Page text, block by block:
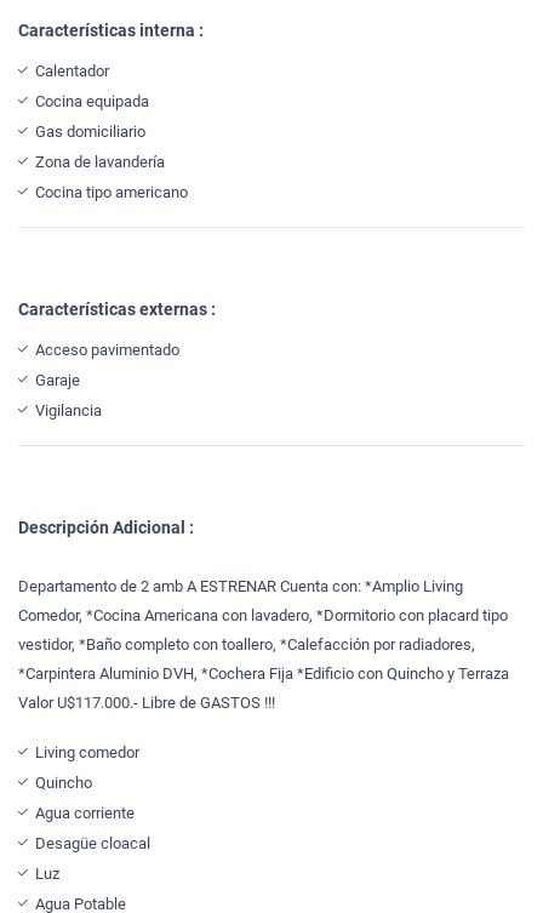
Características interna :
Calentador
Cocina equipada
Gas domiciliario
Zona de lavandería
Cocina tipo americano
Características externas :
Acceso pavimentado
Garaje
Vigilancia
Descripción Adicional :
Departamento de 2 amb A ESTRENAR Cuenta con: *Amplio Living
Comedor, *Cocina Americana con lavadero, *Dormitorio con placard tipo
vestidor, *Baño completo con toallero, *Calefacción por radiadores,
*Carpintera Aluminio DVH, *Cochera Fija *Edificio con Quincho y Terraza
Valor U$117.000.- Libre de GASTOS !!!
Living comedor
Quincho
Agua corriente
Desagüe cloacal
Luz
Agua Potable